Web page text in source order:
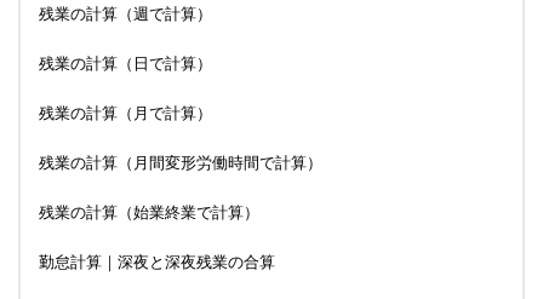
残業の計算（週で計算）
残業の計算（日で計算）
残業の計算（月で計算）
残業の計算（月間変形労働時間で計算）
残業の計算（始業終業で計算）
勤怠計算｜深夜と深夜残業の合算